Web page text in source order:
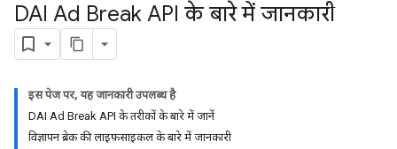
DAI Ad Break API के बारे में जानकारी
इस पेज पर, यह जानकारी उपलब्ध है
DAI Ad Break API के तरीकों के बारे में जानें
विज्ञापन ब्रेक की लाइफ़साइकल के बारे में जानकारी